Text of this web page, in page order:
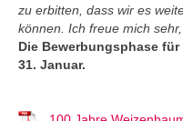
zu erbitten, dass wir es
können. Ich freue mich
Die Bewerbungsphase
31. Januar.